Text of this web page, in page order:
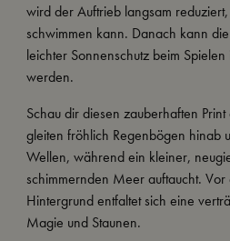
wird der Auftrieb langsam
schwimmen kann. Danach kann
leichter Sonnenschutz beim
werden.
Schau dir diesen zauberhaften
gleiten fröhlich Regenbögen hinab
Wellen, während ein kleiner,
schimmernden Meer auftaucht.
Hintergrund entfaltet sich eine
Magie und Staunen.